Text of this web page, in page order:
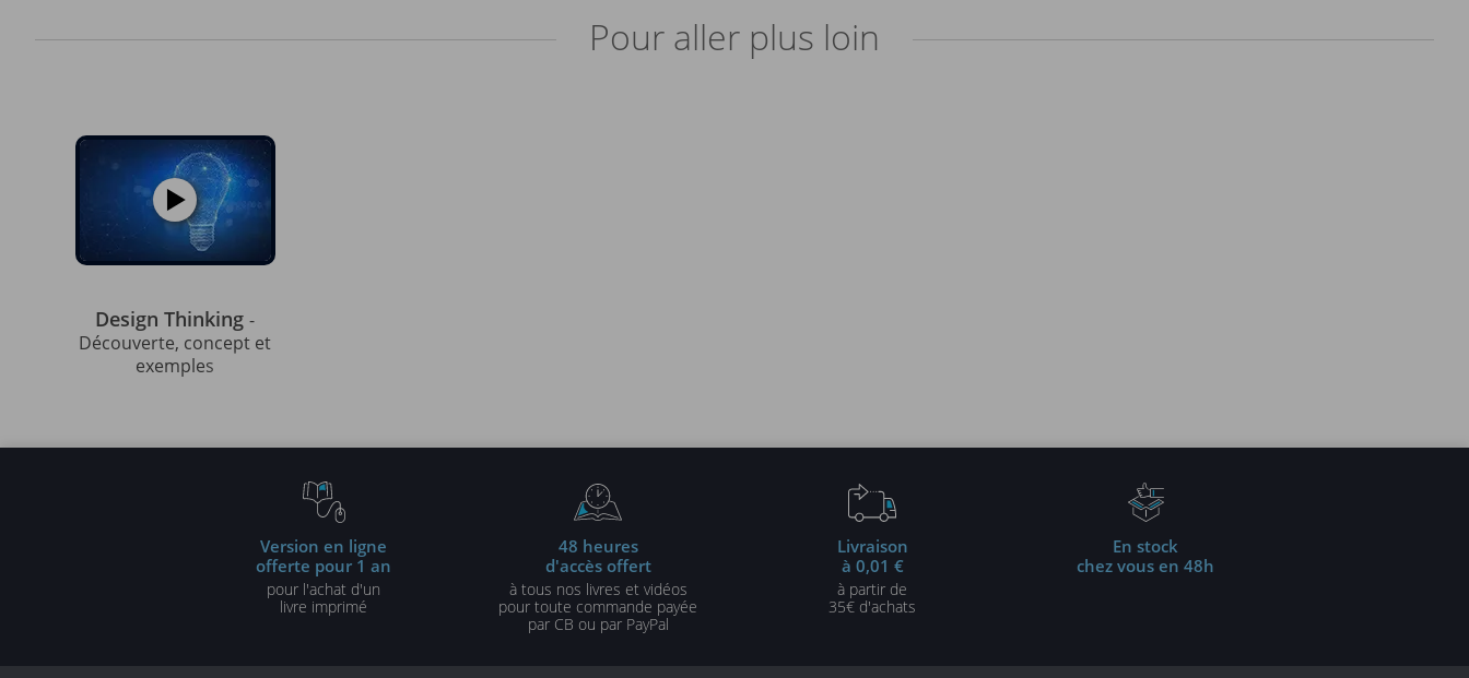
Pour aller plus loin
Design Thinking -
Découverte, concept et
exemples
Version en ligne
offerte pour 1 an
pour l'achat d'un
livre imprimé
48 heures
d'accès offert
à tous nos livres et vidéos
pour toute commande payée
par CB ou par PayPal
Livraison
à 0,01 €
à partir de
35€ d'achats
En stock
chez vous en 48h